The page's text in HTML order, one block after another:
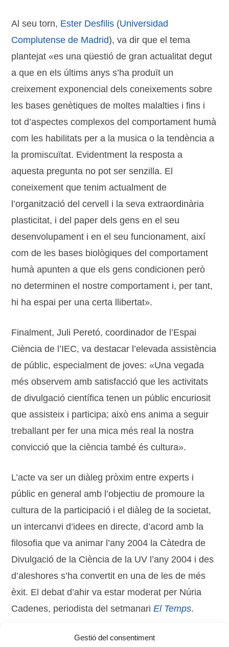
Gestió del consentiment
Al seu torn, Ester Desfilis (Universidad
Complutense de Madrid), va dir que el tema
plantejat «es una qüestió de gran actualitat degut
a que en els últims anys s’ha produït un
creixement exponencial dels coneixements sobre
les bases genètiques de moltes malalties i fins i
tot d’aspectes complexos del comportament humà
com les habilitats per a la musica o la tendència a
la promiscuïtat. Evidentment la resposta a
aquesta pregunta no pot ser senzilla. El
coneixement que tenim actualment de
l’organització del cervell i la seva extraordinària
plasticitat, i del paper dels gens en el seu
desenvolupament i en el seu funcionament, així
com de les bases biològiques del comportament
humà apunten a que els gens condicionen però
no determinen el nostre comportament i, per tant,
hi ha espai per una certa llibertat».
Finalment, Juli Peretó, coordinador de l’Espai
Ciència de l’IEC, va destacar l’elevada assistència
de públic, especialment de joves: «Una vegada
més observem amb satisfacció que les activitats
de divulgació científica tenen un públic encuriosit
que assisteix i participa; això ens anima a seguir
treballant per fer una mica més real la nostra
convicció que la ciència també és cultura».
L’acte va ser un diàleg pròxim entre experts i
públic en general amb l’objectiu de promoure la
cultura de la participació i el diàleg de la societat,
un intercanvi d’idees en directe, d’acord amb la
filosofia que va animar l’any 2004 la Càtedra de
Divulgació de la Ciència de la UV l’any 2004 i des
d’aleshores s’ha convertit en una de les de més
èxit. El debat d’ahir va estar moderat per Núria
Cadenes, periodista del setmanariEl Temps.
debat, Fòrum Vives,taller